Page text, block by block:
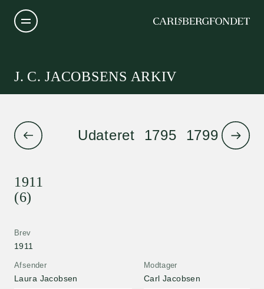
J. C. JACOBSENS ARKIV
Udateret 1795 1799 1801
1911
(6)
Afsender
Laura Jacobsen
Brev
1911
Modtager
Carl Jacobsen